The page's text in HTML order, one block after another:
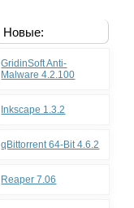
Новые:
GridinSoft Anti-
Malware 4.2.100
Inkscape 1.3.2
qBittorrent 64-Bit 4.6.2
Reaper 7.06